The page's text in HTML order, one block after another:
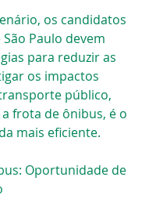
os candidatos
Paulo devem
para reduzir as
os impactos
público,
frota de ônibus, é o
mais eficiente.
Oportunidade de